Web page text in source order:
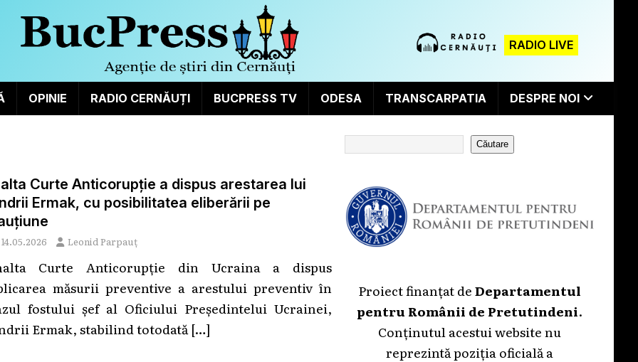
RADIO LIVE
OPINIE RADIO CERNĂUȚI BUCPRESS TV ODESA TRANSCARPATIA DESPRE NOI
Curte Anticorupție a dispus arestarea lui
Ermak, cu posibilitatea eliberării pe
14.05.2026 Leonid Parpauț
Curte Anticorupție din Ucraina a dispus
măsurii preventive a arestului preventiv în
fostului șef al Oficiului Președintelui Ucrainei,
Ermak, stabilind totodată […]
Căutare
Proiect finanțat deDepartamentul
pentru Românii de Pretutindeni.
Conținutul acestui website nu
reprezintă poziția oficială a